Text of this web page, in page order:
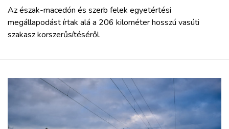
Az észak-macedón és szerb felek egyetértési
megállapodást írtak alá a 206 kilométer hosszú vasúti
szakasz korszerűsítéséről.